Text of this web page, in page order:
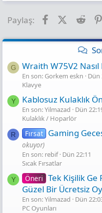
Paylaş: FacebookX (Twitter)
G Wraith W75V2
En son: Gorkem eskn
Dün
Klavye
Y Kablosuz Kulaklık
En son: Yilmazad
Dün
Kulaklık / Hoparlör
R Fırsat Gaming
okuyor)
En son: rebif Dün 22:11
Sıcak Fırsatlar
Y Öneri Tek Kişilik
Güzel Bir Ücretsiz
En son: Yilmazad
Dün
PC Oyunları